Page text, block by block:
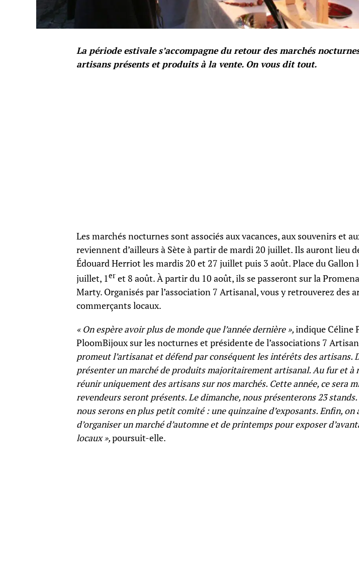
La période estivale s’accompagne du retour des marchés
artisans présents et produits à la vente. On vous dit tout.
Les marchés nocturnes sont associés aux vacances, aux souvenirs et
reviennent d’ailleurs à Sète à partir de mardi 20 juillet. Ils auront lieu
Édouard Herriot les mardis 20 et 27 juillet puis 3 août. Place du Gallon
juillet, 1er et 8 août. À partir du 10 août, ils se passeront sur la
Marty. Organisés par l’association 7 Artisanal, vous y retrouverez des
commerçants locaux.
« On espère avoir plus de monde que l’année dernière »,indique Céline
PloomBijoux sur les nocturnes et présidente de l’associations 7
promeut l’artisanat et défend par conséquent les intérêts des artisans.
présenter un marché de produits majoritairement artisanal. Au fur et à
réunir uniquement des artisans sur nos marchés. Cette année, ce sera
revendeurs seront présents. Le dimanche, nous présenterons 23
nous serons en plus petit comité : une quinzaine d’exposants. Enfin, on
d’organiser un marché d’automne et de printemps pour exposer
locaux »,poursuit-elle.